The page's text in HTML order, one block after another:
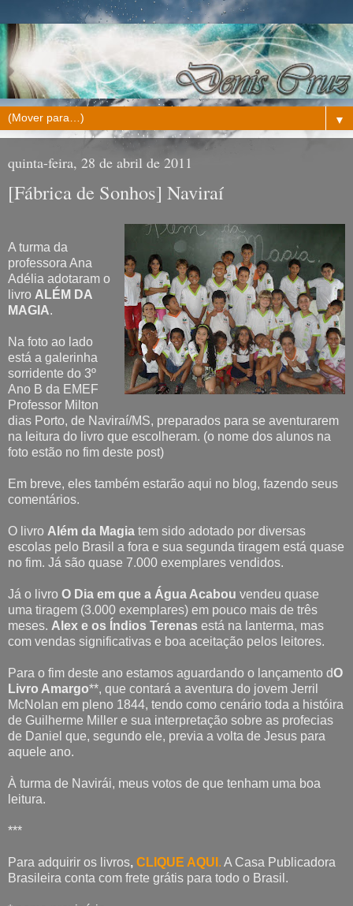
▼
quinta-feira, 28 de abril de 2011
[Fábrica de Sonhos] Naviraí
A turma da
professora Ana
Adélia adotaram o
livro ALÉM DA
MAGIA.
Na foto ao lado
está a galerinha
sorridente do 3º
Ano B da EMEF
Professor Milton
dias Porto, de Naviraí/MS, preparados para se aventurarem
na leitura do livro que escolheram. (o nome dos alunos na
foto estão no fim deste post)
Em breve, eles também estarão aqui no blog, fazendo seus
comentários.
O livro Além da Magia tem sido adotado por diversas
escolas pelo Brasil a fora e sua segunda tiragem está quase
no fim. Já são quase 7.000 exemplares vendidos.
Já o livro O Dia em que a Água Acabou vendeu quase
uma tiragem (3.000 exemplares) em pouco mais de três
meses. Alex e os Índios Terenas está na lanterma, mas
com vendas significativas e boa aceitação pelos leitores.
Para o fim deste ano estamos aguardando o lançamento dO
Livro Amargo**, que contará a aventura do jovem Jerril
McNolan em pleno 1844, tendo como cenário toda a históira
de Guilherme Miller e sua interpretação sobre as profecias
de Daniel que, segundo ele, previa a volta de Jesus para
aquele ano.
À turma de Navirái, meus votos de que tenham uma boa
leitura.
***
Para adquirir os livros, CLIQUE AQUI . A Casa Publicadora
Brasileira conta com frete grátis para todo o Brasil.